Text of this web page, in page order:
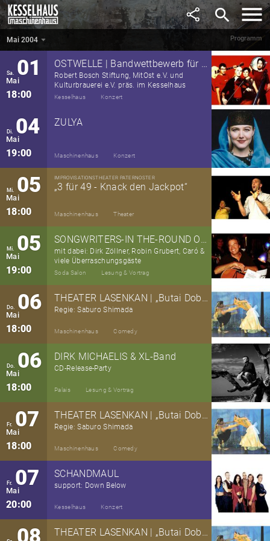
search
Programm
22:00 Kesselhaus
Mai 2004
Sa. 01
Mai
18:00
OSTWELLE | Bandwettbewerb für Berliner Musiker aus Osteuropa
Robert Bosch Stiftung, MitOst e.V. und
Kulturbrauerei e.V. präs. im Kesselhaus
Kesselhaus Konzert
Di. 04
Mai
19:00
ZULYA
Maschinenhaus Konzert
Mi. 05
Mai
18:00
IMPROVISATIONSTHEATER PATERNOSTER
„3 für 49 - Knack den Jackpot“
Maschinenhaus Theater
Mi. 05
Mai
19:00
SONGWRITERS-IN THE-ROUND ON TOUR
mit dabei: Dirk Zöllner, Robin Grubert, Caró &
viele Überraschungsgäste
Soda Salon Lesung & Vortrag
Do. 06
Mai
18:00
THEATER LASENKAN | „Butai Dobuzu“ („Bühnentiere“)
Regie: Saburo Shimada
Maschinenhaus Comedy
Do. 06
Mai
18:00
DIRK MICHAELIS & XL-Band
CD-Release-Party
Palais Lesung & Vortrag
Fr. 07
Mai
18:00
THEATER LASENKAN | „Butai Dobuzu“ („Bühnentiere“)
Regie: Saburo Shimada
Maschinenhaus Comedy
Fr. 07
Mai
20:00
SCHANDMAUL
support: Down Below
Kesselhaus Konzert
THEATER LASENKAN | „Butai Dobuzu“ („Bühnentiere“)
Mai 2004 ▼